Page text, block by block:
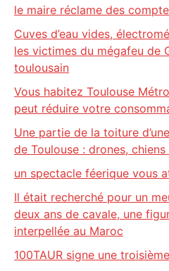
le maire réclame des
Cuves d’eau vides,
les victimes du mégafeu de
toulousain
Vous habitez Toulouse
peut réduire votre
Une partie de la toiture
de Toulouse : drones,
un spectacle féerique vous
Il était recherché pour un
deux ans de cavale, une
interpellée au Maroc
100TAUR signe une